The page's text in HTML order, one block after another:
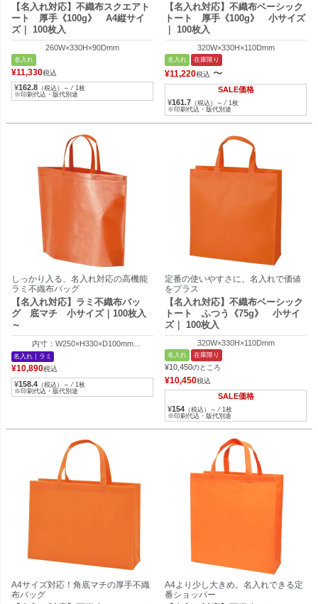
【名入れ対応】不織布スクエアト
ート 厚手《100g》 A4縦サイ
ズ｜ 100枚入
260W×330H×90Dmm
名入れ
¥11,330税込
¥162.8 （税込）～ ⁄ 1枚
※印刷代込・版代別途
【名入れ対応】不織布ベーシック
トート 厚手《100g》 小サイズ
｜ 100枚入
320W×330H×110Dmm
名入れ 在庫限り
¥11,220税込 〜
SALE価格
¥161.7 （税込）～ ⁄ 1枚
※印刷代込・版代別途
しっかり入る、名入れ対応の高機能
ラミ不織布バッグ
【名入れ対応】ラミ不織布バッ
グ 底マチ 小サイズ｜100枚入
～
内寸：W250×H330×D100mm
外寸：W350×H330×D100mm
名入れ｜ラミ
¥10,890税込
¥158.4 （税込）～ ⁄ 1枚
※印刷代込・版代別途
定番の使いやすさに、名入れで価値
をプラス
【名入れ対応】不織布ベーシック
トート ふつう《75g》 小サイ
ズ｜ 100枚入
320W×330H×110Dmm
名入れ 在庫限り
¥10,450のところ
¥10,450税込
SALE価格
¥154 （税込）～ ⁄ 1枚
※印刷代込・版代別途
A4サイズ対応！角底マチの厚手不織
布バッグ
A4より少し大きめ。名入れできる定
番ショッパー